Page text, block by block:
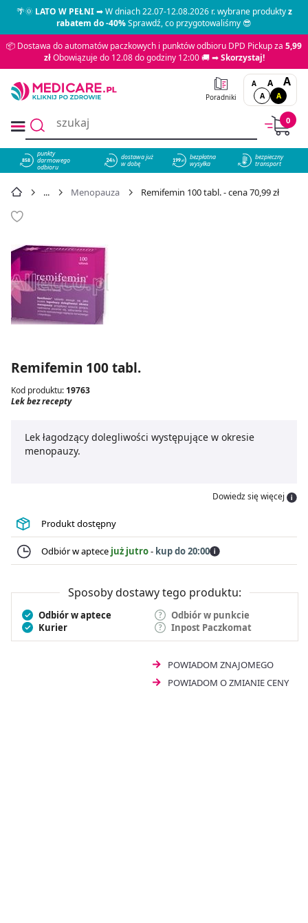
🌴🌞LATO W PEŁNI➡ W dniach 22.07-12.08.2026 r. wybrane produktyz
rabatem do -40%Sprawdź, co przygotowaliśmy 😎
📦 Dostawa do automatów paczkowych i punktów odbioru DPD Pickup za 5,99
złObowiązuje do 12.08 do godziny 12:00 🚚 ➡Skorzystaj!
Poradniki
A A A
A A
0
858
punkty
darmowego
odbioru
dostawa już
w dobę
bezpłatna
wysyłka
bezpieczny
transport
Menopauza Remifemin 100 tabl. - cena 70,99 zł
Remifemin 100 tabl.
Kod produktu: 19763
Lek bez recepty
Lek łagodzący dolegliwości występujące w okresie
menopauzy.
Dowiedz się więcej
Produkt dostępny
Odbiór w aptece już jutro- kup do 20:00
Sposoby dostawy tego produktu:
Odbiór w aptece
Odbiór w punkcie
Kurier
Inpost Paczkomat
POWIADOM ZNAJOMEGO
POWIADOM O ZMIANIE CENY